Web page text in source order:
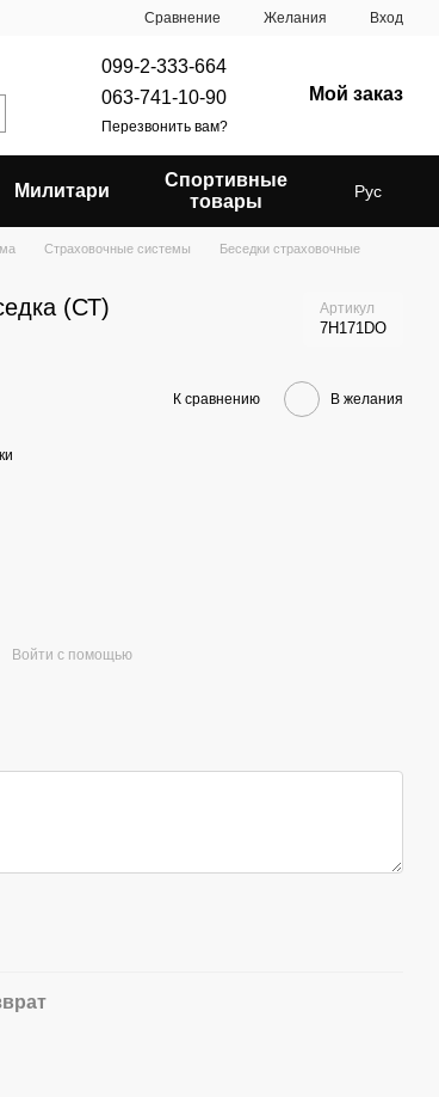
Сравнение Желания Вход
099-2-333-664
063-741-10-90
Перезвонить вам?
Мой заказ
Милитари
Спортивные
товары
Рус
Страховочные системы
Беседки страховочные
(СТ) Артикул
7H171DO
К сравнению В желания
Войти с помощью